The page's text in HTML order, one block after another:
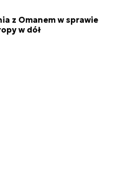
z Omanem w sprawie
w dół